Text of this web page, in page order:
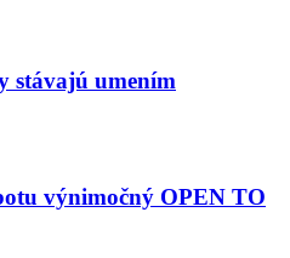
stávajú umením
výnimočný OPEN TO